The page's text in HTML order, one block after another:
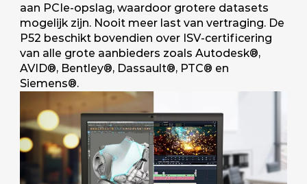
aan PCIe-opslag, waardoor grotere datasets
mogelijk zijn. Nooit meer last van vertraging. De
P52 beschikt bovendien over ISV-certificering
van alle grote aanbieders zoals Autodesk®,
AVID®, Bentley®, Dassault®, PTC® en
Siemens®.